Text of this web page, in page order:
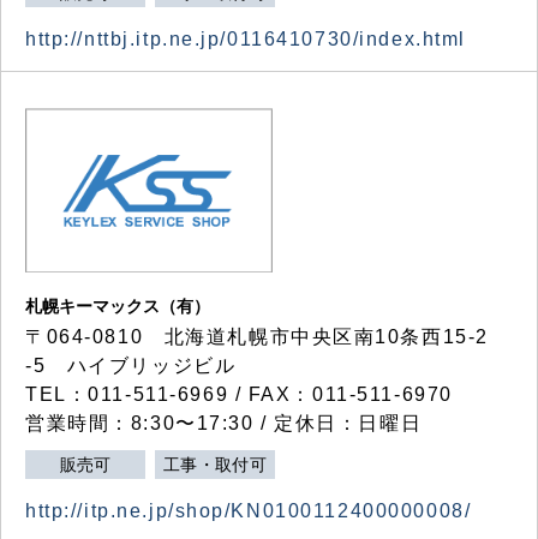
http://nttbj.itp.ne.jp/0116410730/index.html
札幌キーマックス（有）
〒064-0810 北海道札幌市中央区南10条西15-2
-5 ハイブリッジビル
TEL：011-511-6969 / FAX：011-511-6970
営業時間：8:30〜17:30 / 定休日：日曜日
販売可 工事・取付可
http://itp.ne.jp/shop/KN0100112400000008/